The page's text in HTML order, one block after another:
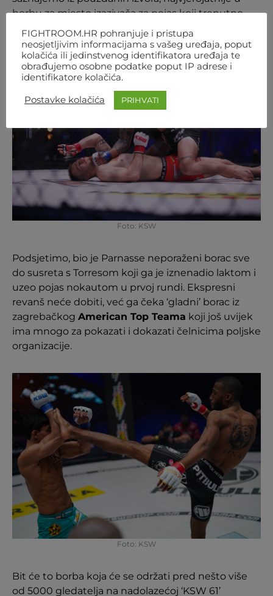
borbu za mjesto izazivača za pojas koji trenutno
držiDaniel Torres (27, 12-4-1).
Foto: KSW
Podsjetimo, bio je Parnasse neporaženi borac sve
do susreta s Torresom koji ga je iznenadio laktom i
uzeo pojas nokautom u prvoj rundi. Ekspresni
revanš neće dobiti, već ga čeka ‘gladni’ borac iz
zagrebačkog American Top Teama koji još uvijek
ima mnogo za pokazati i dokazati čelnicima poljske
organizacije.
Foto: KSW
Bit će to borba koja će se održati pred nešto više
od 5000 gledatelja na nadolazećoj ‘KSW 61’
FIGHTROOM.HR pohranjuje i pristupa
neosjetljivim informacijama s vašeg uređaja, poput
kolačića ili jedinstvenog identifikatora uređaja te
obrađujemo osobne podatke poput IP adrese i
identifikatore kolačića.
Postavke kolačića PRIHVATI